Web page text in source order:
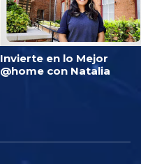
Invierte en lo Mejor
@home con Natalia